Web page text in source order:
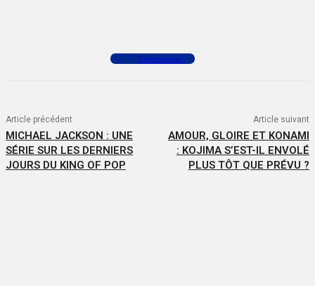
Commenter
Article précédent
MICHAEL JACKSON : UNE
SÉRIE SUR LES DERNIERS
JOURS DU KING OF POP
Article suivant
AMOUR, GLOIRE ET KONAMI
: KOJIMA S’EST-IL ENVOLÉ
PLUS TÔT QUE PRÉVU ?